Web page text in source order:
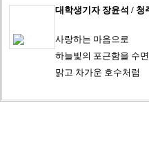
대학생기자 장윤석 / 청
사랑하는 마음으로
하늘빛의 포근함을 수
맑고 차가운 호수처럼